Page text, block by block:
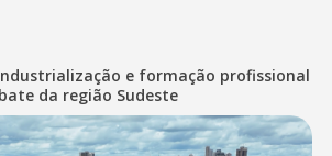
e formação profissional
da região Sudeste